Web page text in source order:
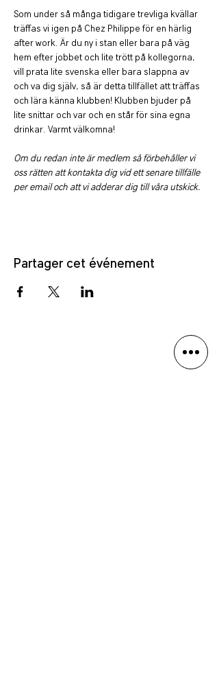
Som under så många tidigare trevliga kvällar
träffas vi igen på Chez Philippe för en härlig
after work. Är du ny i stan eller bara på väg
hem efter jobbet och lite trött på kollegorna,
vill prata lite svenska eller bara slappna av
och va dig själv, så är detta tillfället att träffas
och lära känna klubben! Klubben bjuder på
lite snittar och var och en står för sina egna
drinkar. Varmt välkomna!
Om du redan inte är medlem så förbehåller vi
oss rätten att kontakta dig vid ett senare tillfälle
per email och att vi adderar dig till våra utskick.
Partager cet événement